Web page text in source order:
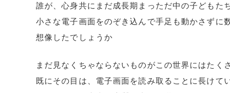
誰が、心身共にまだ成長期まっただ中の子どもたち
小さな電子画面をのぞき込んで手足も動かさずに
想像したでしょうか
まだ見なくちゃならないものがこの世界にはたく
既にその目は、電子画面を読み取ることに長けて